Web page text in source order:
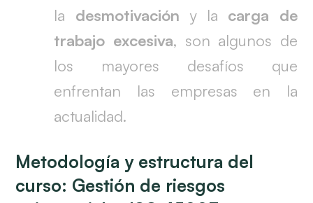
la desmotivación y la carga de
trabajo excesiva, son algunos de
los mayores desafíos que
enfrentan las empresas en la
actualidad.
Metodología y estructura del
curso: Gestión de riesgos